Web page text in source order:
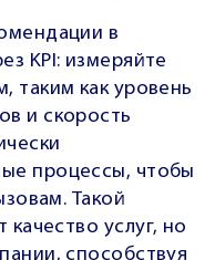
в
KPI: измеряйте
таким как уровень
и скорость
процессы, чтобы
Такой
услуг, но
способствуя